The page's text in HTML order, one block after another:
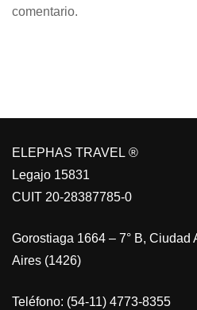
comentario.
ELEPHAS TRAVEL ®
Legajo 15831
CUIT 20-28387785-0
Gorostiaga 1664 – 7° B, Ciudad
Aires (1426)
Teléfono: (54-11) 4773-8355